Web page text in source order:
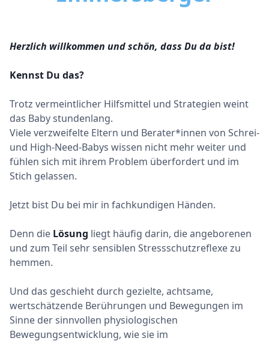
Herzlich willkommen und schön, dass Du da bist!
Kennst Du das?
Trotz vermeintlicher Hilfsmittel und Strategien weint
das Baby stundenlang.
Viele verzweifelte Eltern und Berater*innen von Schrei-
und High-Need-Babys wissen nicht mehr weiter und
fühlen sich mit ihrem Problem überfordert und im
Stich gelassen.
Jetzt bist Du bei mir in fachkundigen Händen.
Denn die Lösung liegt häufig darin, die angeborenen
und zum Teil sehr sensiblen Stressschutzreflexe zu
hemmen.
Und das geschieht durch gezielte, achtsame,
wertschätzende Berührungen und Bewegungen im
Sinne der sinnvollen physiologischen
Bewegungsentwicklung, wie sie im